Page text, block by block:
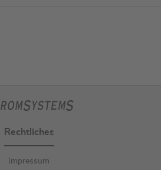
Rechtliches
Impressum